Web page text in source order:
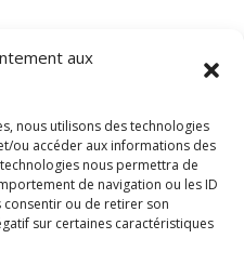
aux
nous utilisons des technologies
ou accéder aux informations des
nous permettra de
de navigation ou les ID
consentir ou de retirer son
sur certaines caractéristiques